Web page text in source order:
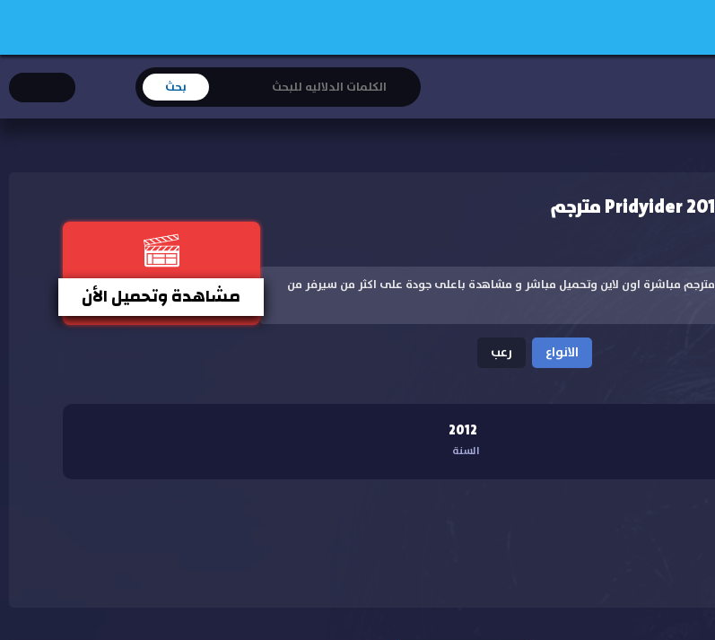
مشاهدة مشاهدة فيلم Pridyider 2012 مترجم مباشرة اون لاين وتحميل مباشر و مشاهدة باعلى جودة على اكثر من سيرفر من
الانواع رعب
مشاهدة وتحميل الأن
2012
السنة